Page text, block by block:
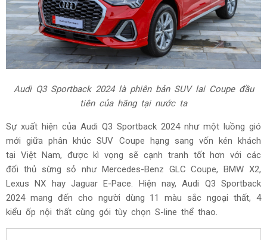
Audi Q3 Sportback 2024 là phiên bản SUV lai Coupe đầu
tiên của hãng tại nước ta
Sự xuất hiện của Audi Q3 Sportback 2024 như một luồng gió
mới giữa phân khúc SUV Coupe hạng sang vốn kén khách
tại Việt Nam, được kì vọng sẽ cạnh tranh tốt hơn với các
đối thủ sừng sỏ như Mercedes-Benz GLC Coupe, BMW X2,
Lexus NX hay Jaguar E-Pace. Hiện nay, Audi Q3 Sportback
2024 mang đến cho người dùng 11 màu sắc ngoại thất, 4
kiểu ốp nội thất cùng gói tùy chọn S-line thể thao.